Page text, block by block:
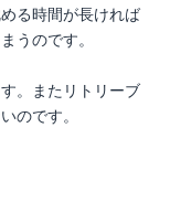
る時間が長ければ
うのです。
。またリトリーブ
のです。